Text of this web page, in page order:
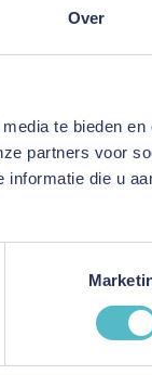
Over
te bieden en
partners voor
informatie die u
- the
of Service